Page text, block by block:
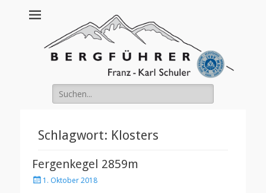
Franz Schuler
Suche
nach:
Schlagwort: Klosters
Fergenkegel 2859m
Posted1. Oktober 2018